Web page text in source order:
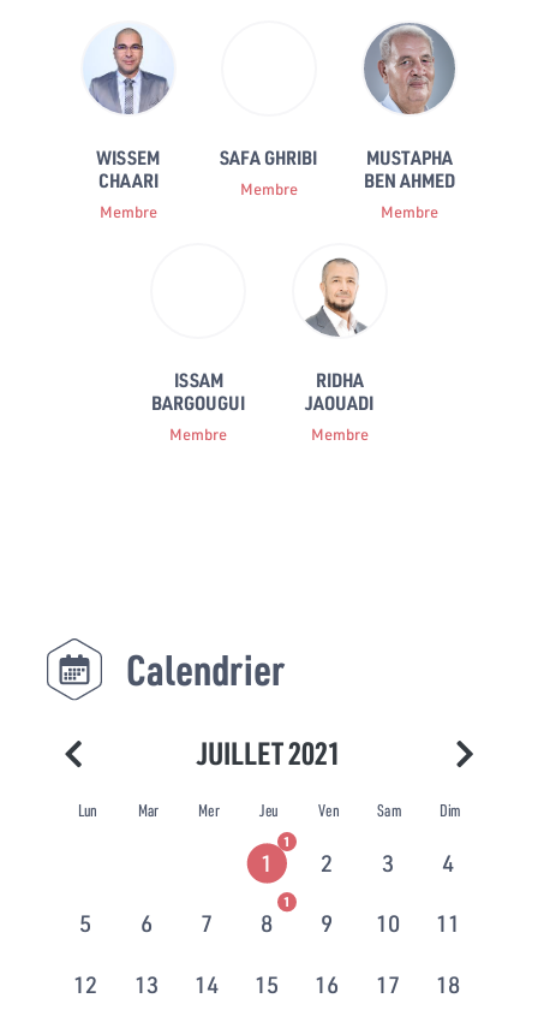
WISSEM
CHAARI
Membre
SAFA GHRIBI
Membre
MUSTAPHA
BEN AHMED
Membre
ISSAM
BARGOUGUI
Membre
RIDHA
JAOUADI
Membre
Calendrier
JUILLET 2021
Lun Mar Mer Jeu Ven Sam Dim
1
1
2 3 4
5 6 7 8
1
9 10 11
12 13 14 15 16 17 18